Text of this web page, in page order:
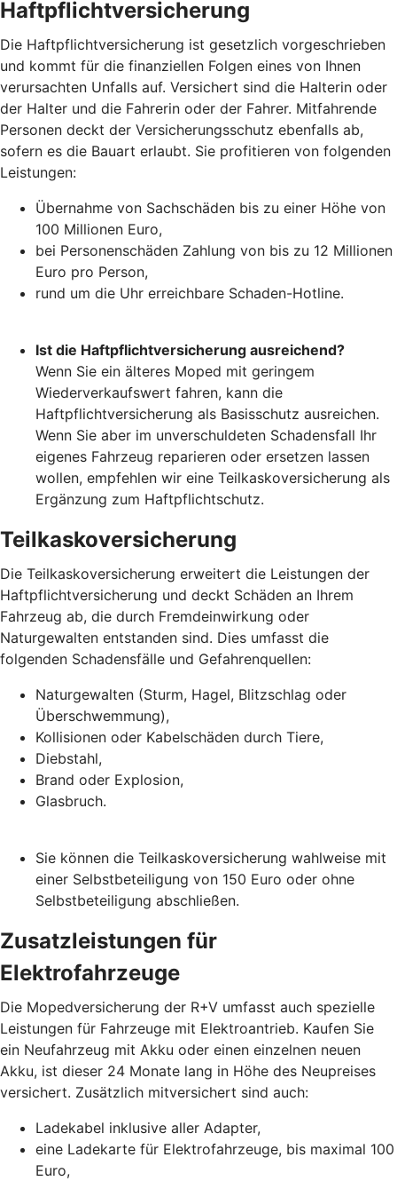
Haftpflichtversicherung
Die Haftpflichtversicherung ist gesetzlich vorgeschrieben
und kommt für die finanziellen Folgen eines von Ihnen
verursachten Unfalls auf. Versichert sind die Halterin oder
der Halter und die Fahrerin oder der Fahrer. Mitfahrende
Personen deckt der Versicherungsschutz ebenfalls ab,
sofern es die Bauart erlaubt. Sie profitieren von folgenden
Leistungen:
Übernahme von Sachschäden bis zu einer Höhe von
100 Millionen Euro,
bei Personenschäden Zahlung von bis zu 12 Millionen
Euro pro Person,
rund um die Uhr erreichbare Schaden-Hotline.
Ist die Haftpflichtversicherung ausreichend?
Wenn Sie ein älteres Moped mit geringem
Wiederverkaufswert fahren, kann die
Haftpflichtversicherung als Basisschutz ausreichen.
Wenn Sie aber im unverschuldeten Schadensfall Ihr
eigenes Fahrzeug reparieren oder ersetzen lassen
wollen, empfehlen wir eine Teilkaskoversicherung als
Ergänzung zum Haftpflichtschutz.
Teilkaskoversicherung
Die Teilkaskoversicherung erweitert die Leistungen der
Haftpflichtversicherung und deckt Schäden an Ihrem
Fahrzeug ab, die durch Fremdeinwirkung oder
Naturgewalten entstanden sind. Dies umfasst die
folgenden Schadensfälle und Gefahrenquellen:
Naturgewalten (Sturm, Hagel, Blitzschlag oder
Überschwemmung),
Kollisionen oder Kabelschäden durch Tiere,
Diebstahl,
Brand oder Explosion,
Glasbruch.
Sie können die Teilkaskoversicherung wahlweise mit
einer Selbstbeteiligung von 150 Euro oder ohne
Selbstbeteiligung abschließen.
Zusatzleistungen für
Elektrofahrzeuge
Die Mopedversicherung der R+V umfasst auch spezielle
Leistungen für Fahrzeuge mit Elektroantrieb. Kaufen Sie
ein Neufahrzeug mit Akku oder einen einzelnen neuen
Akku, ist dieser 24 Monate lang in Höhe des Neupreises
versichert. Zusätzlich mitversichert sind auch:
Ladekabel inklusive aller Adapter,
eine Ladekarte für Elektrofahrzeuge, bis maximal 100
Euro,